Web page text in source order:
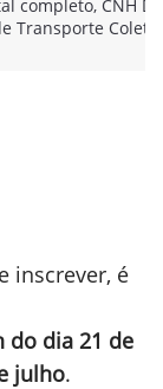
completo, CNH D
Transporte
inscrever, é
do dia 21 de
julho.